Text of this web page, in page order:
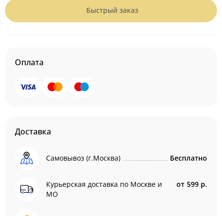
Быстрый заказ
Оплата
Доставка
Самовывоз (г.Москва) Бесплатно
Курьерская доставка по Москве и
МО
от 599 р.